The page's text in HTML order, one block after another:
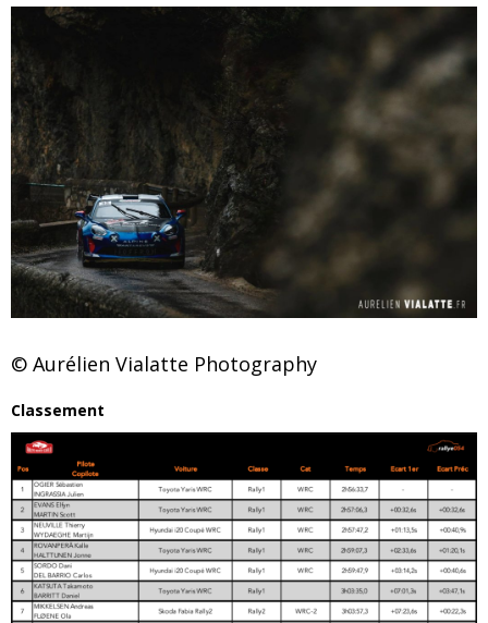
© Aurélien Vialatte Photography
Classement